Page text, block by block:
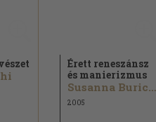
Érett reneszánsz
és manierizmus
Susanna Buricchi
2005